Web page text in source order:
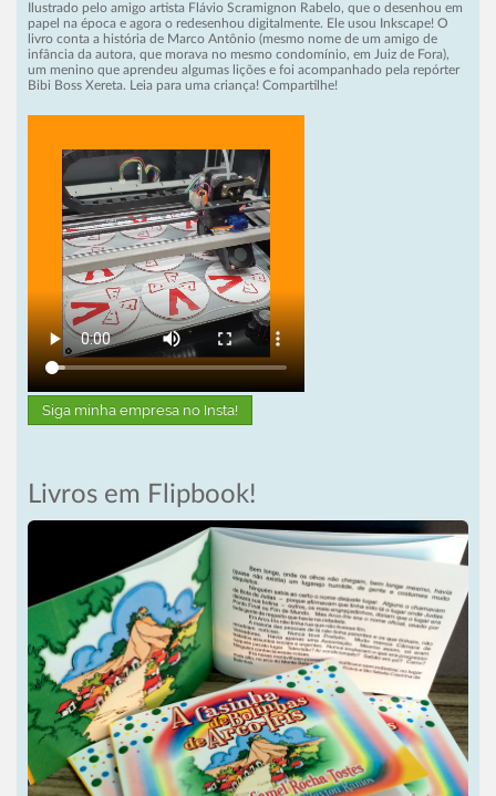
Ilustrado pelo amigo artista Flávio Scramignon Rabelo, que o desenhou em
papel na época e agora o redesenhou digitalmente. Ele usou Inkscape! O
livro conta a história de Marco Antônio (mesmo nome de um amigo de
infância da autora, que morava no mesmo condomínio, em Juiz de Fora),
um menino que aprendeu algumas lições e foi acompanhado pela repórter
Bibi Boss Xereta. Leia para uma criança! Compartilhe!
Siga minha empresa no Insta!
Livros em Flipbook!